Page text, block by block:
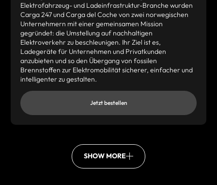
Elektrofahrzeug- und Ladeinfrastruktur-Branche wurden
Carga 247 und Carga del Coche von zwei norwegischen
Unternehmern mit einer gemeinsamen Mission
gegründet: die Umstellung auf nachhaltigen
Elektroverkehr zu beschleunigen. Ihr Ziel ist es,
Ladegeräte für Unternehmen und Privatkunden
anzubieten und so den Übergang von fossilen
Brennstoffen zur Elektromobilität sicherer, einfacher und
intelligenter zu gestalten.
Jetzt bestellen
SHOW MORE